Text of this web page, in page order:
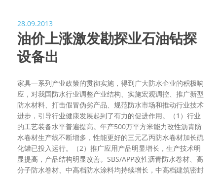
28.09.2013
油价上涨激发勘探业石油钻探
设备出
家具一系列产业政策的贯彻实施，得到广大防水企业的积极响
应，对我国防水行业调整产业结构、实施宏观调控、推广新型
防水材料、打击假冒伪劣产品、规范防水市场和推动行业技术
进步，引导行业健康发展起到了有力的促进作用。（1）行业
的工艺装备水平普遍提高。年产500万平方米能力改性沥青防
水卷材生产线不断增多，性能更好的三元乙丙防水卷材加长硫
化罐已投入运行。（2）推广应用产品明显增长，生产技术明
显提高，产品结构明显改善。SBS/APP改性沥青防水卷材、高
分子防水卷材、中高档防水涂料均持续增长，中高档建筑密封